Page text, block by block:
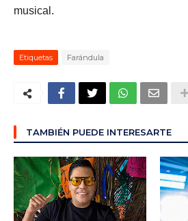
musical.
Etiquetas Farándula
TAMBIÉN PUEDE INTERESARTE